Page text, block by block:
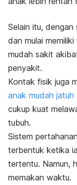
Selain itu,
dan mulai
mudah sakit
penyakit.
Kontak fisik juga
anak mudah jatuh
cukup kuat
tubuh.
Sistem
terbentuk ketika
tertentu. Namun,
memakan waktu.